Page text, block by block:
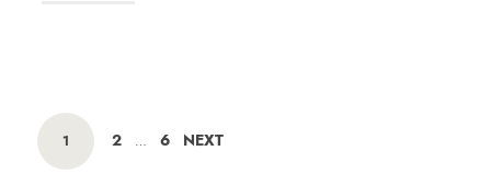
POSTS
NAVIGATION
PAGE
1 PAGE
2 … PAGE
6 NEXT